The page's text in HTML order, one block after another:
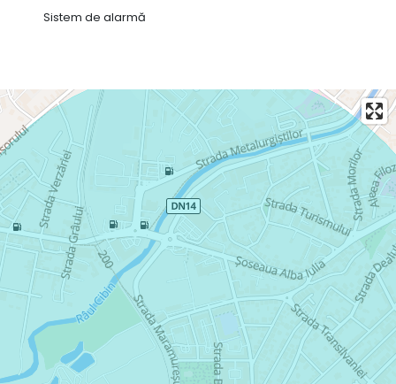
Sistem de alarmă